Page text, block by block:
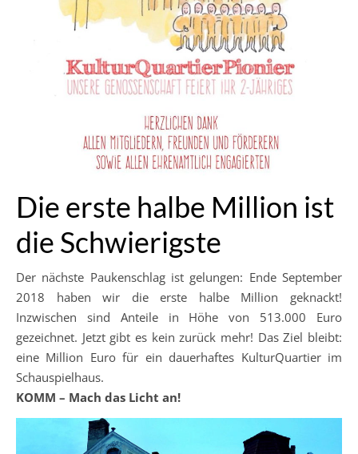
Die erste halbe Million ist
die Schwierigste
Der nächste Paukenschlag ist gelungen: Ende September
2018 haben wir die erste halbe Million geknackt!
Inzwischen sind Anteile in Höhe von 513.000 Euro
gezeichnet. Jetzt gibt es kein zurück mehr! Das Ziel bleibt:
eine Million Euro für ein dauerhaftes KulturQuartier im
Schauspielhaus.
KOMM – Mach das Licht an!